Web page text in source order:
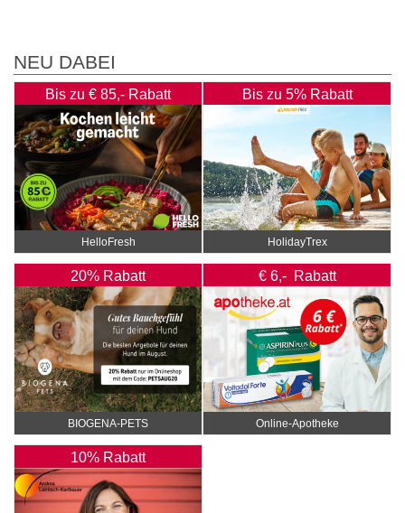
NEU DABEI
Bis zu € 85,- Rabatt
HelloFresh
Bis zu 5% Rabatt
HolidayTrex
20% Rabatt
BIOGENA-PETS
€ 6,- Rabatt
Online‑Apotheke
10% Rabatt